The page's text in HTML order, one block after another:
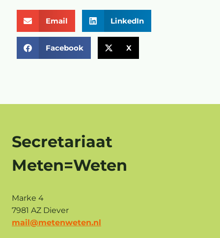
Email LinkedIn
Facebook X
Secretariaat
Meten=Weten
Marke 4
7981 AZ Diever
mail@metenweten.nl